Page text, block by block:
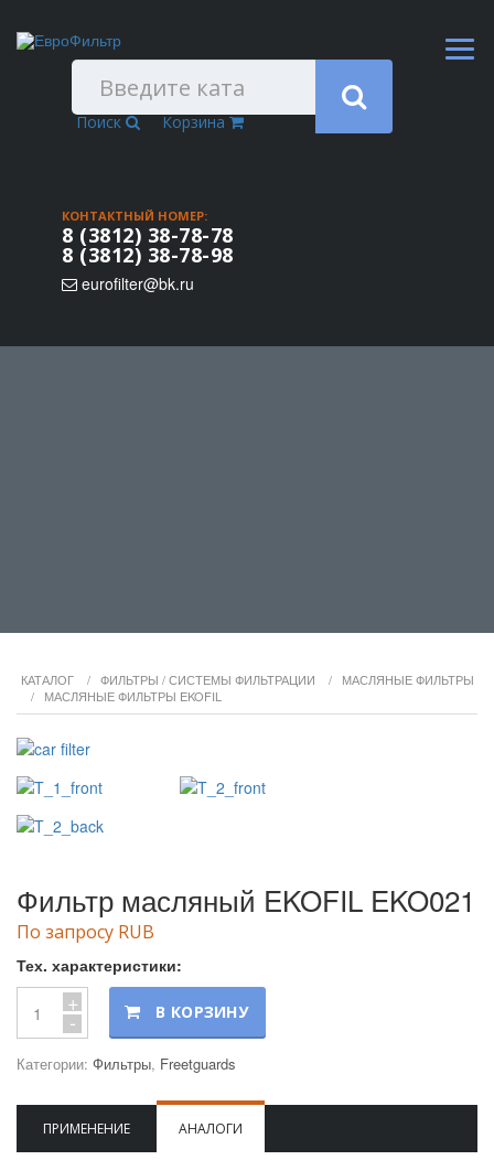
Поиск Корзина
КОНТАКТНЫЙ НОМЕР:
8 (3812) 38-78-78
8 (3812) 38-78-98
eurofilter@bk.ru
КАТАЛОГ / ФИЛЬТРЫ / СИСТЕМЫ ФИЛЬТРАЦИИ / МАСЛЯНЫЕ ФИЛЬТРЫ
/ МАСЛЯНЫЕ ФИЛЬТРЫ EKOFIL
Фильтр масляный EKOFIL EKO021
По запросу RUB
Тех. характеристики:
+
- В КОРЗИНУ
Категории: Фильтры, Freetguards
ПРИМЕНЕНИЕ АНАЛОГИ